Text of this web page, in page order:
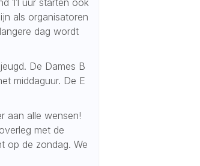
11 uur starten ook
als organisatoren
dag wordt
De Dames B
middaguur. De E
aan alle wensen!
met de
op de zondag. We